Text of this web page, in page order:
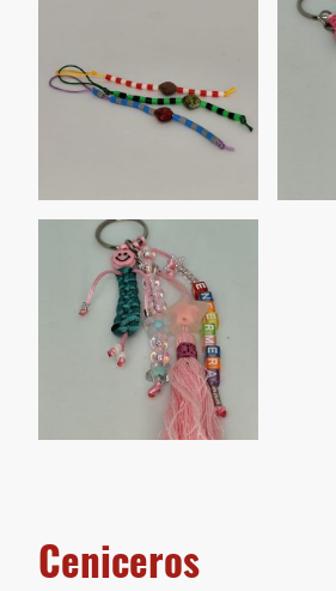
Ceniceros